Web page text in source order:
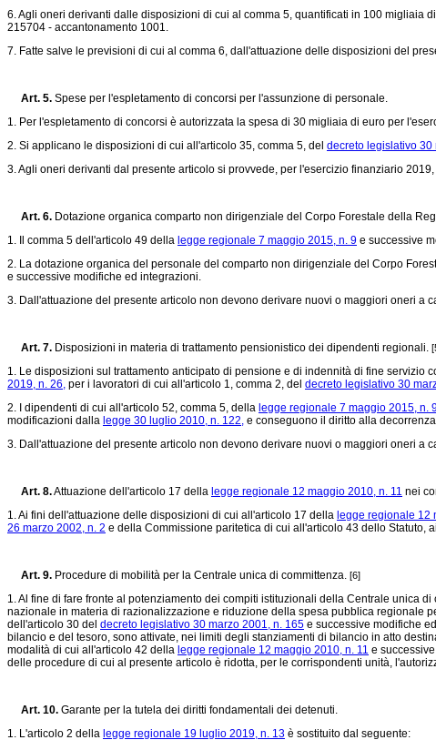
6. Agli oneri derivanti dalle disposizioni di cui al comma 5, quantificati in 100
215704 - accantonamento 1001.
7. Fatte salve le previsioni di cui al comma 6, dall'attuazione delle disposizioni del
Art. 5. Spese per l'espletamento di concorsi per l'assunzione di personale.
1. Per l'espletamento di concorsi è autorizzata la spesa di 30 migliaia di euro per
2. Si applicano le disposizioni di cui all'articolo 35, comma 5, del decreto legislativo 30
3. Agli oneri derivanti dal presente articolo si provvede, per l'esercizio finanziario
Art. 6. Dotazione organica comparto non dirigenziale del Corpo Forestale della
1. Il comma 5 dell'articolo 49 della legge regionale 7 maggio 2015, n. 9 e successive
2. La dotazione organica del personale del comparto non dirigenziale del Corpo
e successive modifiche ed integrazioni.
3. Dall'attuazione del presente articolo non devono derivare nuovi o maggiori oneri a
Art. 7. Disposizioni in materia di trattamento pensionistico dei dipendenti regionali.
1. Le disposizioni sul trattamento anticipato di pensione e di indennità di fine servizio
2019, n. 26, per i lavoratori di cui all'articolo 1, comma 2, del decreto legislativo 30
2. I dipendenti di cui all'articolo 52, comma 5, della legge regionale 7 maggio 2015, n.
modificazioni dalla legge 30 luglio 2010, n. 122, e conseguono il diritto alla
3. Dall'attuazione del presente articolo non devono derivare nuovi o maggiori oneri a
Art. 8.Attuazione dell'articolo 17 della legge regionale 12 maggio 2010, n. 11 nei
1. Ai fini dell'attuazione delle disposizioni di cui all'articolo 17 della legge regionale 12
26 marzo 2002, n. 2 e della Commissione paritetica di cui all'articolo 43 dello Statuto,
Art. 9. Procedure di mobilità per la Centrale unica di committenza. [6]
1. Al fine di fare fronte al potenziamento dei compiti istituzionali della Centrale unica
nazionale in materia di razionalizzazione e riduzione della spesa pubblica regionale
dell'articolo 30 del decreto legislativo 30 marzo 2001, n. 165 e successive modifiche
bilancio e del tesoro, sono attivate, nei limiti degli stanziamenti di bilancio in atto
modalità di cui all'articolo 42 della legge regionale 12 maggio 2010, n. 11 e
delle procedure di cui al presente articolo è ridotta, per le corrispondenti unità,
Art. 10. Garante per la tutela dei diritti fondamentali dei detenuti.
1. L'articolo 2 della legge regionale 19 luglio 2019, n. 13 è sostituito dal seguente: